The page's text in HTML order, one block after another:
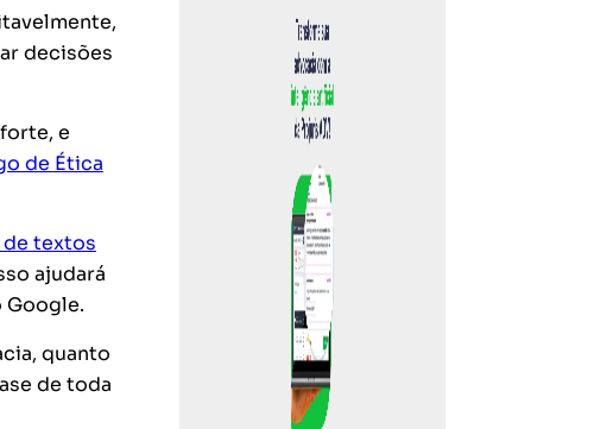
decisões
e
de Ética
de textos
ajudará
Google.
quanto
de toda